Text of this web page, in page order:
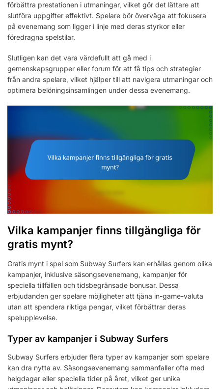
förbättra prestationen i utmaningar, vilket gör det lättare att
slutföra uppgifter effektivt. Spelare bör överväga att fokusera
på evenemang som ligger i linje med deras styrkor eller
föredragna spelstilar.
Slutligen kan det vara värdefullt att gå med i
gemenskapsgrupper eller forum för att få tips och strategier
från andra spelare, vilket hjälper till att navigera utmaningar och
optimera belöningsinsamlingen under dessa evenemang.
Vilka kampanjer finns tillgängliga för
gratis mynt?
Gratis mynt i spel som Subway Surfers kan erhållas genom olika
kampanjer, inklusive säsongsevenemang, kampanjer för
speciella tillfällen och tidsbegränsade bonusar. Dessa
erbjudanden ger spelare möjligheter att tjäna in-game-valuta
utan att spendera riktiga pengar, vilket förbättrar deras
spelupplevelse.
Typer av kampanjer i Subway Surfers
Subway Surfers erbjuder flera typer av kampanjer som spelare
kan dra nytta av. Säsongsevenemang sammanfaller ofta med
helgdagar eller speciella tider på året, vilket ger unika